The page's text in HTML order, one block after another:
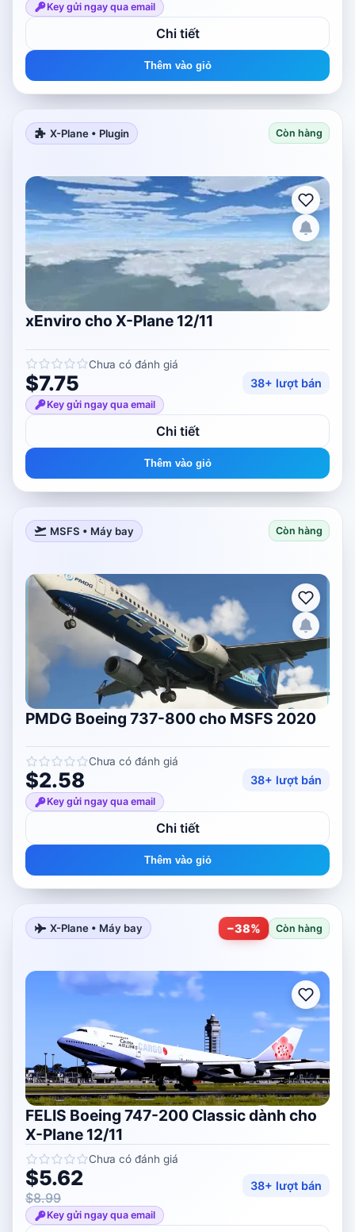
Key gửi ngay qua email
Chi tiết
Thêm vào giỏ
X-Plane • Plugin Còn hàng
xEnviro cho X-Plane 12/11
Chưa có đánh giá
$7.75 38+ lượt bán
Key gửi ngay qua email
Chi tiết
Thêm vào giỏ
MSFS • Máy bay Còn hàng
PMDG Boeing 737-800 cho MSFS 2020
Chưa có đánh giá
$2.58 38+ lượt bán
Key gửi ngay qua email
Chi tiết
Thêm vào giỏ
X-Plane • Máy bay −38% Còn hàng
FELIS Boeing 747-200 Classic dành cho
X-Plane 12/11
Chưa có đánh giá
$5.62
$8.99
38+ lượt bán
Key gửi ngay qua email